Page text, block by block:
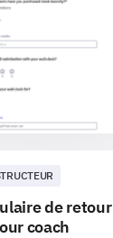
de retour
coach